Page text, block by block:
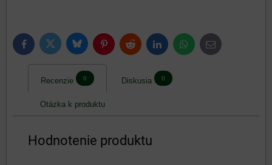
FacebookTwitter BlueskyPinterestReddit LinkedInWhatsApp
E-
mail
Recenzie 0 Diskusia 0
Otázka k produktu
Hodnotenie produktu